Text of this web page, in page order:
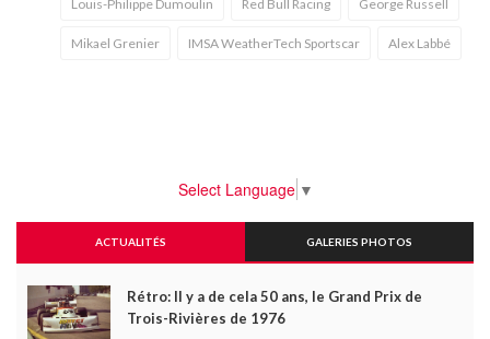
Louis-Philippe Dumoulin Red Bull Racing George Russell
Mikael Grenier IMSA WeatherTech Sportscar Alex Labbé
Select Language ▼
ACTUALITÉS GALERIES PHOTOS
Rétro: Il y a de cela 50 ans, le Grand Prix de
Trois-Rivières de 1976